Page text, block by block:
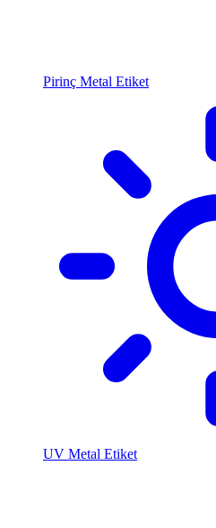
Pirinç Metal Etiket
UV Metal Etiket